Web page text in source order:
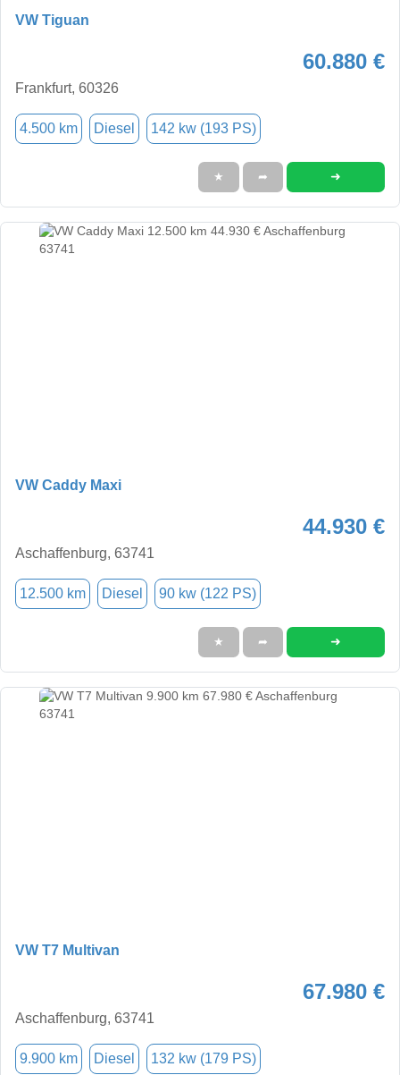
VW Tiguan
60.880 €
Frankfurt, 60326
4.500 km Diesel 142 kw (193 PS)
★ ➦ ➜
VW Caddy Maxi
44.930 €
Aschaffenburg, 63741
12.500 km Diesel 90 kw (122 PS)
★ ➦ ➜
VW T7 Multivan
67.980 €
Aschaffenburg, 63741
9.900 km Diesel 132 kw (179 PS)